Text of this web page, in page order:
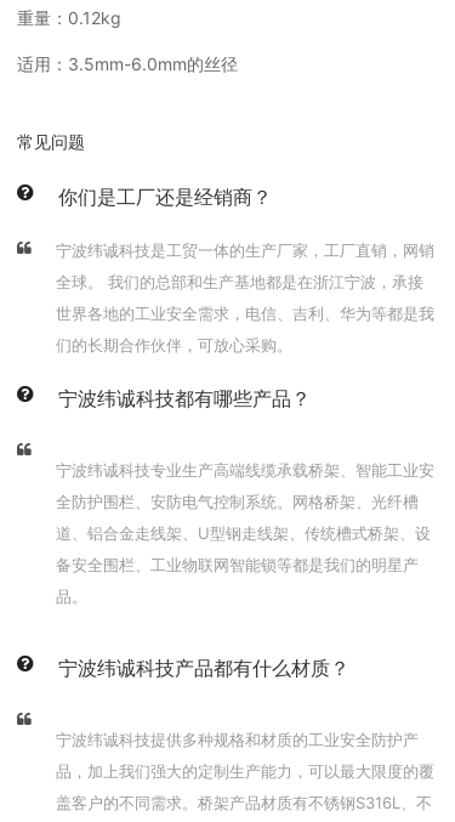
重量：0.12kg
适用：3.5mm-6.0mm的丝径
常见问题
你们是工厂还是经销商？
宁波纬诚科技是工贸一体的生产厂家，工厂直销，网销
全球。 我们的总部和生产基地都是在浙江宁波，承接
世界各地的工业安全需求，电信、吉利、华为等都是我
们的长期合作伙伴，可放心采购。
宁波纬诚科技都有哪些产品？
宁波纬诚科技专业生产高端线缆承载桥架、智能工业安
全防护围栏、安防电气控制系统。网格桥架、光纤槽
道、铝合金走线架、U型钢走线架、传统槽式桥架、设
备安全围栏、工业物联网智能锁等都是我们的明星产
品。
宁波纬诚科技产品都有什么材质？
宁波纬诚科技提供多种规格和材质的工业安全防护产
品，加上我们强大的定制生产能力，可以最大限度的覆
盖客户的不同需求。桥架产品材质有不锈钢S316L、不